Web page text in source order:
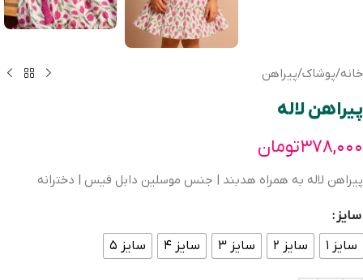
خانه/پوشاک/پیراهن
پیراهن لاله
۳۷۸,۰۰۰تومان
پیراهن لاله به همراه هدبند | جنس موسلین دابل فیس | دخترانه
سایز
سایز ۱
سایز ۲ سایز ۳ سایز ۴ سایز ۵